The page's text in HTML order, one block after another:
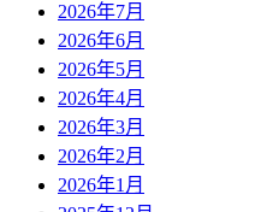
2026年7月
2026年6月
2026年5月
2026年4月
2026年3月
2026年2月
2026年1月